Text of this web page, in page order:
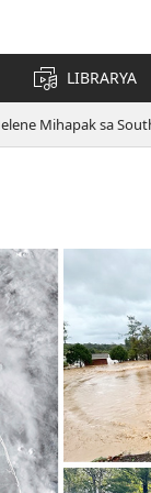
LIBRARYA
Mihapak sa